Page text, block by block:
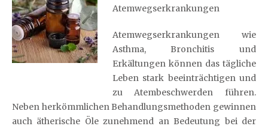
Atemwegserkrankungen
Atemwegserkrankungen wie
Asthma, Bronchitis und
Erkältungen können das tägliche
Leben stark beeinträchtigen und
zu Atembeschwerden führen.
Neben herkömmlichen Behandlungsmethoden gewinnen
auch ätherische Öle zunehmend an Bedeutung bei der